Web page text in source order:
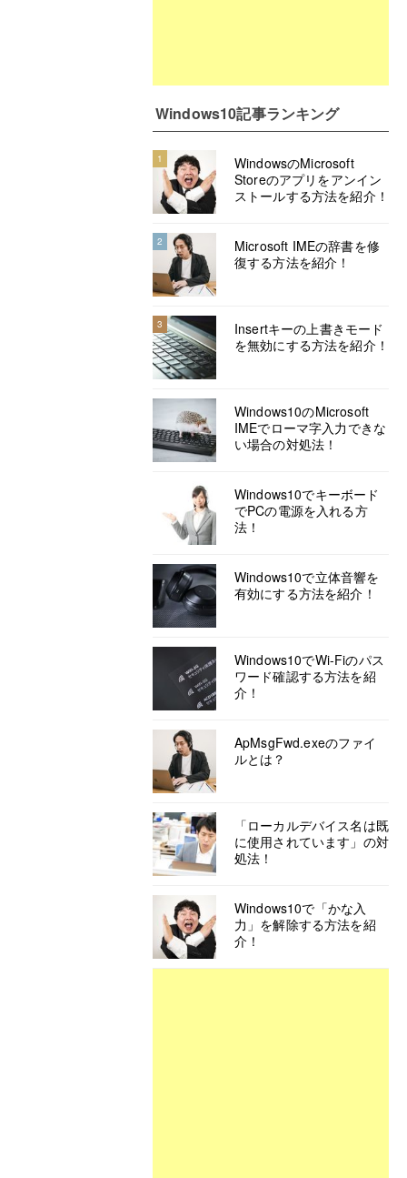
Windows10記事ランキング
1
WindowsのMicrosoft
Storeのアプリをアンイン
ストールする方法を紹介！
2
Microsoft IMEの辞書を修
復する方法を紹介！
3
Insertキーの上書きモード
を無効にする方法を紹介！
Windows10のMicrosoft
IMEでローマ字入力できな
い場合の対処法！
Windows10でキーボード
でPCの電源を入れる方
法！
Windows10で立体音響を
有効にする方法を紹介！
Windows10でWi-Fiのパス
ワード確認する方法を紹
介！
ApMsgFwd.exeのファイ
ルとは？
「ローカルデバイス名は既
に使用されています」の対
処法！
Windows10で「かな入
力」を解除する方法を紹
介！